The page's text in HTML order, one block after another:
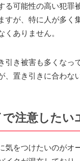
る可能性の高い犯罪
すが、特に人が多く
くありません。
引き被害も多くなっ
、置き引きに合わな
注意したい
気をつけたいのがオ